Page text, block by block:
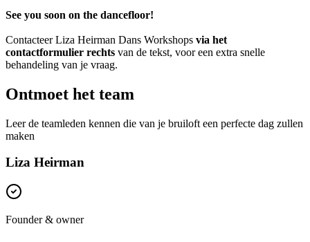
See you soon on the dancefloor!
Contacteer Liza Heirman Dans Workshops via het
contactformulier rechts van de tekst, voor een extra snelle
behandeling van je vraag.
Ontmoet het team
Leer de teamleden kennen die van je bruiloft een perfecte dag zullen
maken
Liza Heirman
Founder & owner